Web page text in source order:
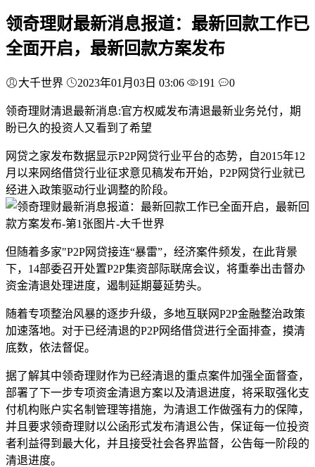
领奇理财最新消息报道：最新回款工作已
全面开启，最新回款方案发布
大千世界 2023年01月03日 03:06 191 0
领奇理财清退最新消息:官方权威发布清退最新业务兑付，期
盼已久的投资人又看到了希望
网贷之家发布数据显示P2P网贷行业平台的态势，自2015年12
月以来网络借贷行业征求意见稿发布开始，P2P网贷行业就已
经进入政策驱动行业调整的阶段。
但随着多家"P2P网贷接连“暴雷”，经济案件频发，在此背景
下，14部委召开处置P2P集资部际联席会议，将重拳出击督办
资金清退处理进度，遏制延期蔓延势头。
随着专项整治风暴的逐步升级，多地互联网P2P金融整治政策
加速落地。对于已经清退的P2P网络借贷进行全面排查，摸清
底数，依法督促。
据了解其中领奇理财作为已经清退的重点案件加强全面督查，
部署了下一步专项资金清退方案以及清退进度，将采取强化支
付机构账户实名制管理等措施，为清退工作做强有力的保障，
并且要求领奇理财以公函形式发布清退公告，保证每一位投资
者利益得到最大化，并且接受社会各界监督，公告每一阶段的
清退进度。